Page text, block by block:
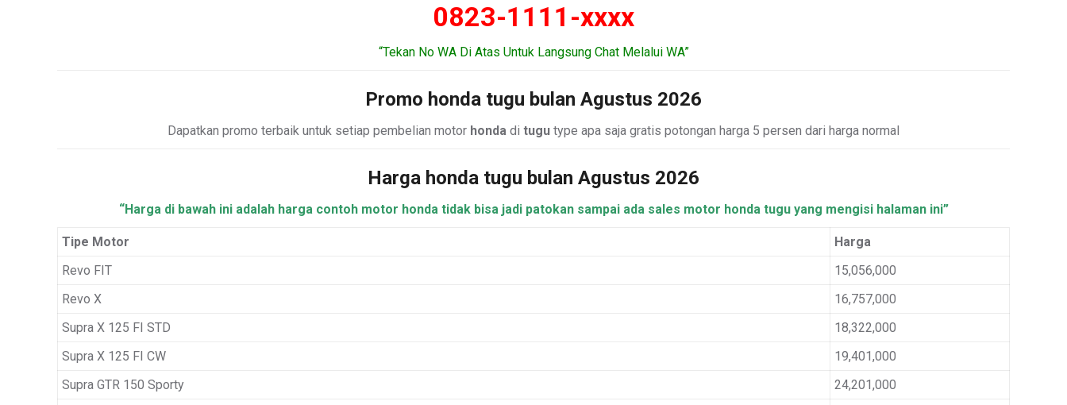
0823-1111-xxxx
“Tekan No WA Di Atas Untuk Langsung Chat Melalui WA”
Promo honda tugu bulan Agustus 2026
Dapatkan promo terbaik untuk setiap pembelian motor honda di tugu type apa saja gratis potongan harga 5 persen dari harga normal
Harga honda tugu bulan Agustus 2026
“Harga di bawah ini adalah harga contoh motor honda tidak bisa jadi patokan sampai ada sales motor honda tugu yang mengisi halaman ini”
Tipe Motor
Harga
Revo FIT
15,056,000
Revo X
16,757,000
Supra X 125 FI STD
18,322,000
Supra X 125 FI CW
19,401,000
Supra GTR 150 Sporty
24,201,000